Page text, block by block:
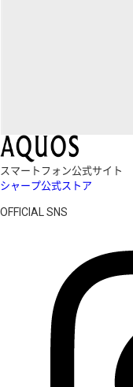
スマートフォン公式サイト
シャープ公式ストア
OFFICIAL SNS